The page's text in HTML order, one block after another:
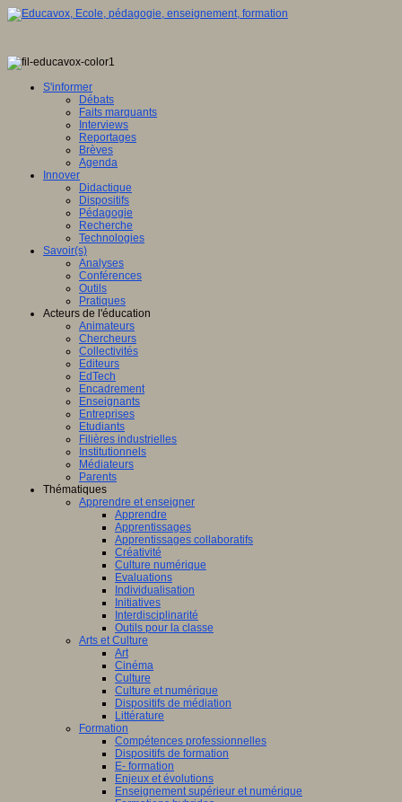
S'informer
Débats
Faits marquants
Interviews
Reportages
Brèves
Agenda
Innover
Didactique
Dispositifs
Pédagogie
Recherche
Technologies
Savoir(s)
Analyses
Conférences
Outils
Pratiques
Acteurs de l'éducation
Animateurs
Chercheurs
Collectivités
Editeurs
EdTech
Encadrement
Enseignants
Entreprises
Etudiants
Filières industrielles
Institutionnels
Médiateurs
Parents
Thématiques
Apprendre et enseigner
Apprendre
Apprentissages
Apprentissages collaboratifs
Créativité
Culture numérique
Evaluations
Individualisation
Initiatives
Interdisciplinarité
Outils pour la classe
Arts et Culture
Art
Cinéma
Culture
Culture et numérique
Dispositifs de médiation
Littérature
Formation
Compétences professionnelles
Dispositifs de formation
E- formation
Enjeux et évolutions
Enseignement supérieur et numérique